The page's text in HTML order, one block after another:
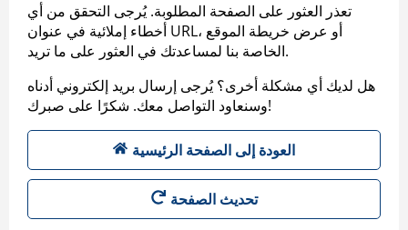
تعذر العثور على الصفحة المطلوبة. يُرجى التحقق من أي
أخطاء إملائية في عنوان URL، أو عرض خريطة الموقع
الخاصة بنا لمساعدتك في العثور على ما تريد.
هل لديك أي مشكلة أخرى؟ يُرجى إرسال بريد إلكتروني أدناه
وسنعاود التواصل معك. شكرًا على صبرك!
العودة إلى الصفحة الرئيسية
تحديث الصفحة